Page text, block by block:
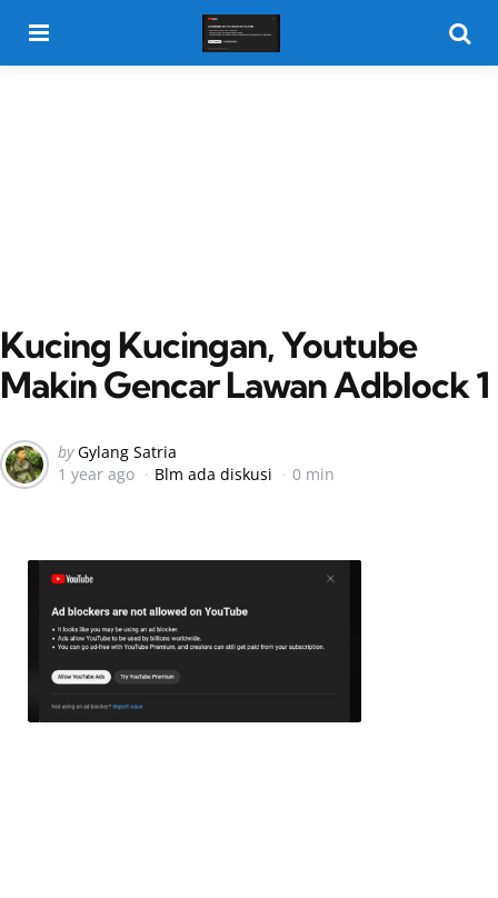
Kucing Kucingan, Youtube
Makin Gencar Lawan Adblock 1
Posted
by
by Gylang Satria
1 year ago
Blm ada diskusi 0 min